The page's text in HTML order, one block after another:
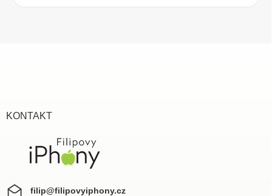
KONTAKT
filip@filipovyiphony.cz